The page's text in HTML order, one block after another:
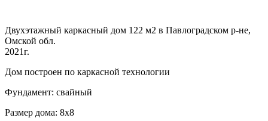
Двухэтажный каркасный дом 122 м2 в Павлоградском р-не,
Омской обл.
2021г.
Дом построен по каркасной технологии
Фундамент: свайный
Размер дома: 8х8